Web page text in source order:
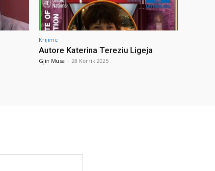
Krijime
Autore Katerina Tereziu Ligeja
Gjin Musa - 28 Korrik 2025